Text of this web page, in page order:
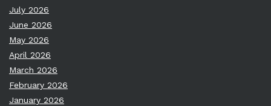
July 2026
June 2026
May 2026
April 2026
March 2026
February 2026
January 2026